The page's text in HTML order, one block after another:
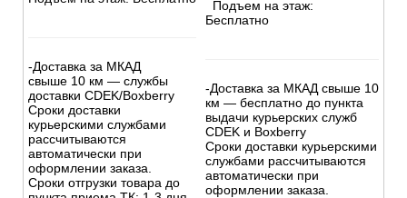
-Доставка за МКАД
свыше 10 км — службы
доставки CDEK/Boxberry
Сроки доставки
курьерскими службами
рассчитываются
автоматически при
оформлении заказа.
Сроки отгрузки товара до
Подъем на этаж:
Бесплатно
-Доставка за МКАД свыше 10
км — бесплатно до пункта
выдачи курьерских служб
CDEK и Boxberry
Сроки доставки курьерскими
службами рассчитываются
автоматически при
оформлении заказа.